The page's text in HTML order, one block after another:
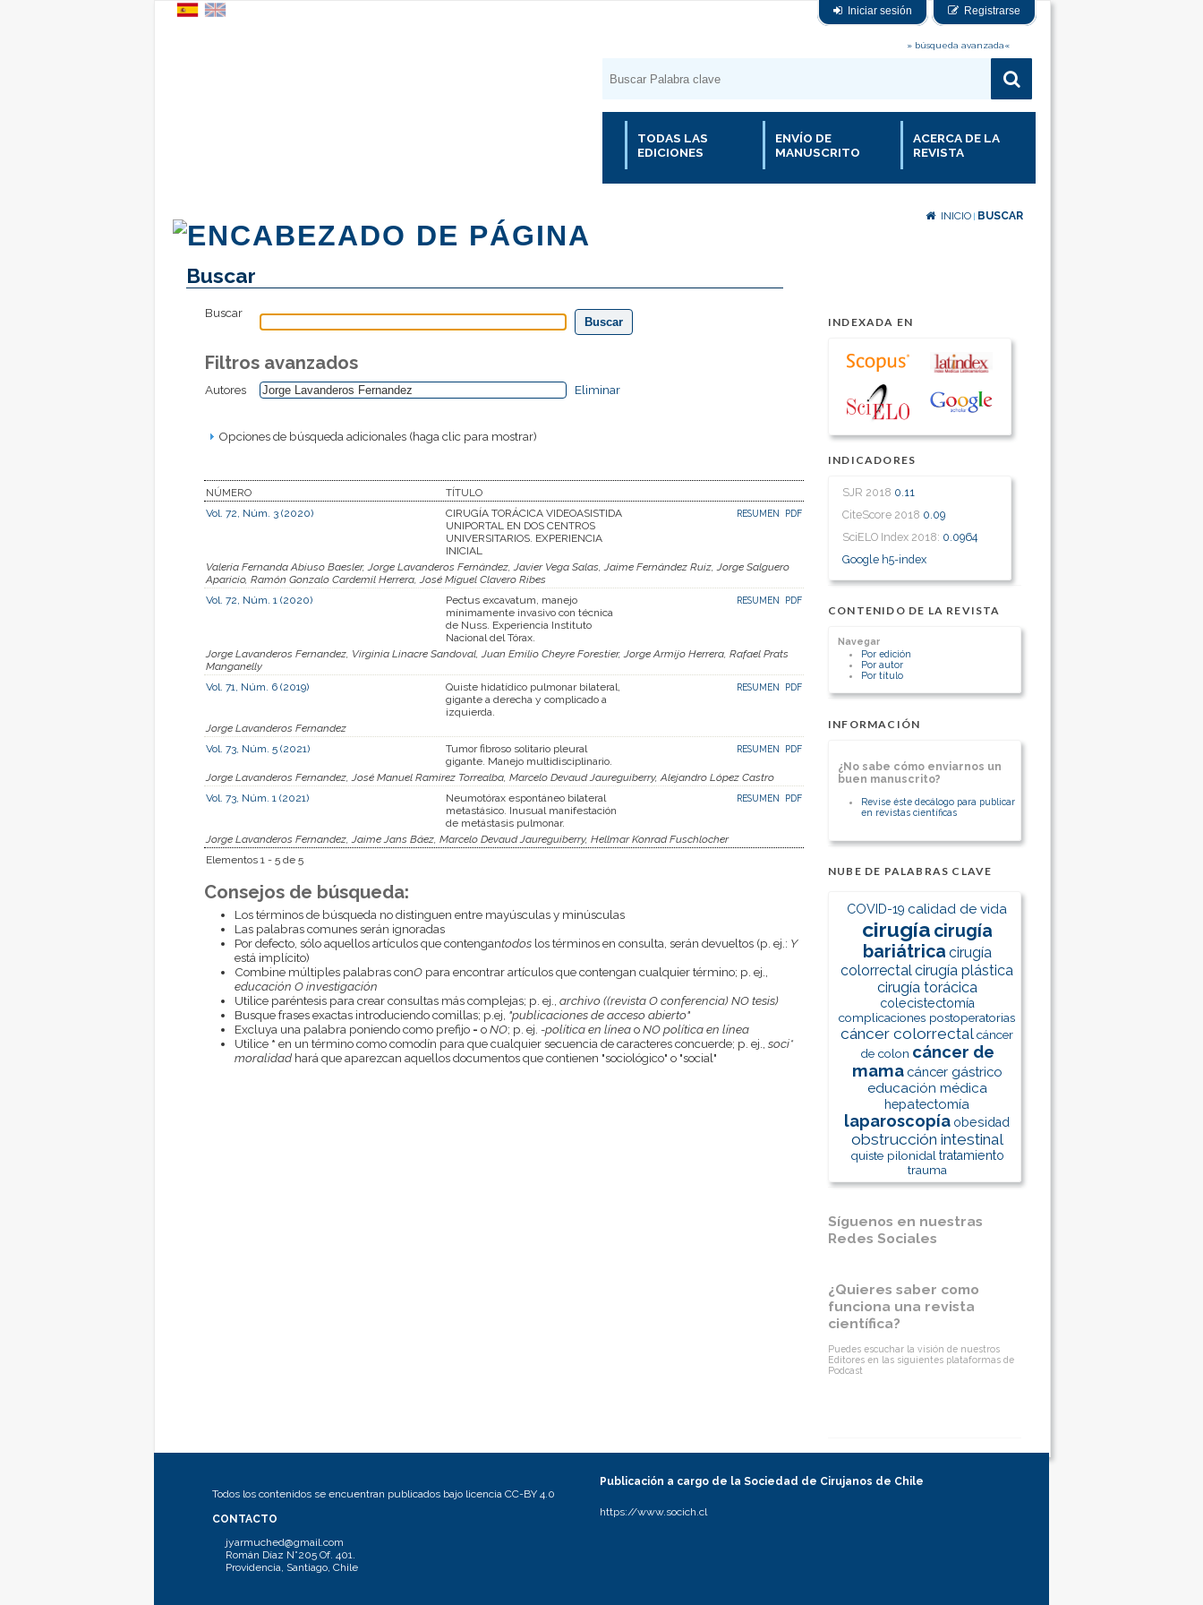
Iniciar sesión Registrarse
» búsqueda avanzada«
TODAS LAS
EDICIONES
ENVÍO DE
MANUSCRITO
ACERCA DE LA
REVISTA
INICIO BUSCAR
INDEXADA EN
INDICADORES
SJR 2018 0.11
CiteScore 2018 0.09
SciELO Index 2018: 0.0964
Google h5-index
CONTENIDO DE LA REVISTA
Navegar
Por edición
Por autor
Por título
INFORMACIÓN
¿No sabe cómo enviarnos un
buen manuscrito?
Revise éste decálogo para publicar
en revistas científicas
NUBE DE PALABRAS CLAVE
COVID-19 calidad de vida
cirugía cirugía
bariátrica cirugía
colorrectalcirugía plástica
cirugía torácica
colecistectomía
complicaciones postoperatorias
cáncer colorrectalcáncer
de colon cáncer de
mama cáncer gástrico
educación médica
hepatectomía
laparoscopía obesidad
obstrucción intestinal
quiste pilonidal tratamiento
trauma
Síguenos en nuestras
Redes Sociales
¿Quieres saber como
funciona una revista
científica?
Puedes escuchar la visión de nuestros
Editores en las siguientes plataformas de
Podcast
Buscar
Buscar
Filtros avanzados
Autores Eliminar
Opciones de búsqueda adicionales (haga clic para mostrar)
NÚMERO
TÍTULO
Vol. 72, Núm. 3 (2020)
CIRUGÍA TORÁCICA VIDEOASISTIDA
UNIPORTAL EN DOS CENTROS
UNIVERSITARIOS. EXPERIENCIA
INICIAL
RESUMEN PDF
Valeria Fernanda Abiuso Baesler, Jorge Lavanderos Fernández, Javier Vega Salas, Jaime Fernández Ruiz, Jorge Salguero
Aparicio, Ramón Gonzalo Cardemil Herrera, José Miguel Clavero Ribes
Vol. 72, Núm. 1 (2020)
Pectus excavatum, manejo
mínimamente invasivo con técnica
de Nuss. Experiencia Instituto
Nacional del Tórax.
RESUMEN PDF
Jorge Lavanderos Fernandez, Virginia Linacre Sandoval, Juan Emilio Cheyre Forestier, Jorge Armijo Herrera, Rafael Prats
Manganelly
Vol. 71, Núm. 6 (2019)
Quiste hidatídico pulmonar bilateral,
gigante a derecha y complicado a
izquierda.
RESUMEN PDF
Jorge Lavanderos Fernandez
Vol. 73, Núm. 5 (2021)
Tumor fibroso solitario pleural
gigante. Manejo multidisciplinario.
RESUMEN PDF
Jorge Lavanderos Fernandez, José Manuel Ramirez Torrealba, Marcelo Devaud Jaureguiberry, Alejandro López Castro
Vol. 73, Núm. 1 (2021)
Neumotórax espontáneo bilateral
metastásico. Inusual manifestación
de metástasis pulmonar.
RESUMEN PDF
Jorge Lavanderos Fernandez, Jaime Jans Báez, Marcelo Devaud Jaureguiberry, Hellmar Konrad Fuschlocher
Elementos 1 - 5 de 5
Consejos de búsqueda:
Los términos de búsqueda no distinguen entre mayúsculas y minúsculas
Las palabras comunes serán ignoradas
Por defecto, sólo aquellos artículos que contengantodoslos términos en consulta, serán devueltos (p. ej.: Y
está implícito)
Combine múltiples palabras conOpara encontrar artículos que contengan cualquier término; p. ej.,
educación O investigación
Utilice paréntesis para crear consultas más complejas; p. ej., archivo ((revista O conferencia) NO tesis)
Busque frases exactas introduciendo comillas; p.ej, "publicaciones de acceso abierto"
Excluya una palabra poniendo como prefijo - oNO; p. ej. -política en líneaoNO política en línea
Utilice * en un término como comodín para que cualquier secuencia de caracteres concuerde; p. ej., soci*
moralidadhará que aparezcan aquellos documentos que contienen "sociológico" o "social"
Todos los contenidos se encuentran publicados bajo licencia CC-BY 4.0
CONTACTO
jyarmuched@gmail.com
Román Díaz N°205 Of. 401.
Providencia, Santiago, Chile
Publicación a cargo de la Sociedad de Cirujanos de Chile
https://www.socich.cl